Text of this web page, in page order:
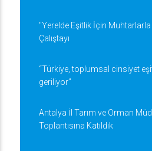
"Yerelde Eşitlik İçin
Çalıştayı
“Türkiye, toplumsal cinsiyet
geriliyor”
Antalya İl Tarım ve Orman
Toplantısına Katıldık